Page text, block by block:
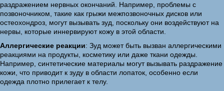
раздражением нервных окончаний. Например, проблемы с
позвоночником, такие как грыжи межпозвоночных дисков или
остеохондроз, могут вызывать зуд, поскольку они воздействуют на
нервы, которые иннервируют кожу в этой области.
Аллергические реакции: Зуд может быть вызван аллергическими
реакциями на продукты, косметику или даже ткани одежды.
Например, синтетические материалы могут вызывать раздражение
кожи, что приводит к зуду в области лопаток, особенно если
одежда плотно прилегает к телу.